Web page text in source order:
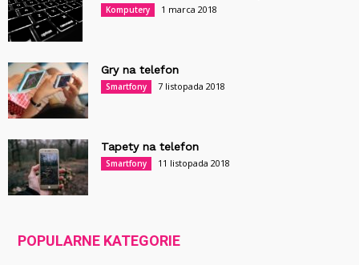
Komputery 1 marca 2018
Gry na telefon
Smartfony 7 listopada 2018
Tapety na telefon
Smartfony 11 listopada 2018
POPULARNE KATEGORIE